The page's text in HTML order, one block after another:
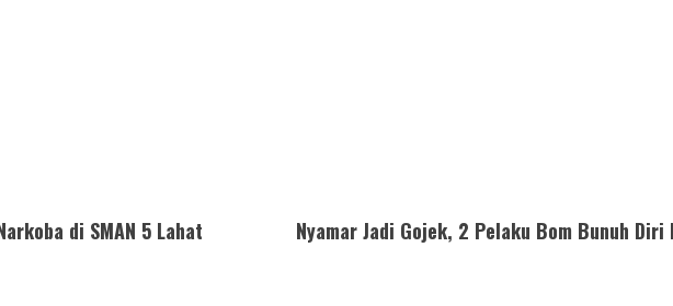
di SMAN 5 Lahat
Nyamar Jadi Gojek, 2 Pelaku Bom Bunuh